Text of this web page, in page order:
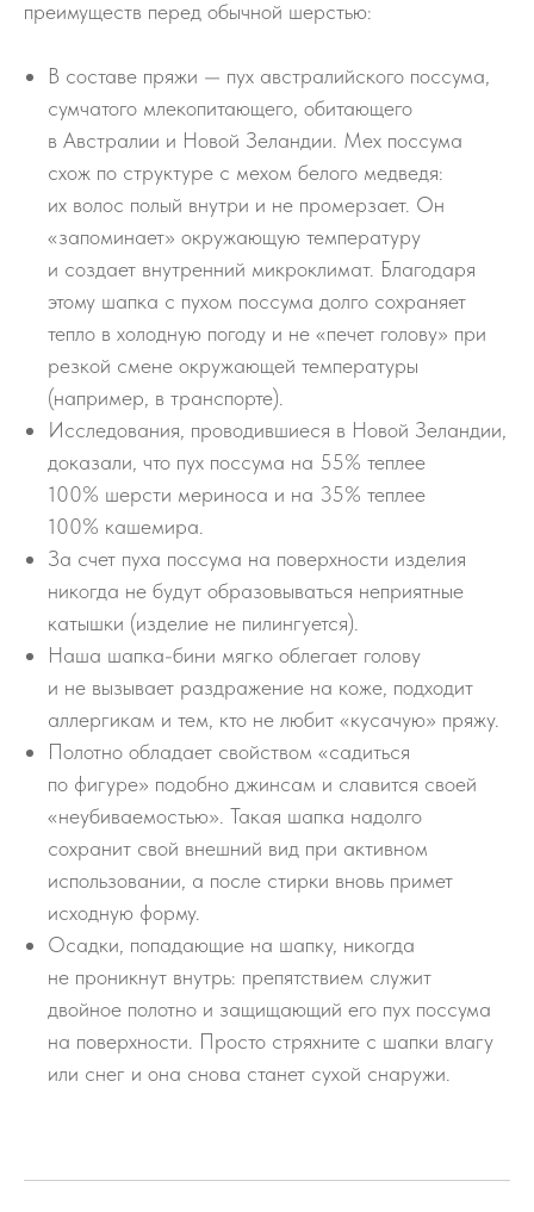
преимуществ перед обычной шерстью:
В составе пряжи — пух австралийского поссума,
сумчатого млекопитающего, обитающего
в Австралии и Новой Зеландии. Мех поссума
схож по структуре с мехом белого медведя:
их волос полый внутри и не промерзает. Он
«запоминает» окружающую температуру
и создает внутренний микроклимат. Благодаря
этому шапка с пухом поссума долго сохраняет
тепло в холодную погоду и не «печет голову» при
резкой смене окружающей температуры
(например, в транспорте).
Исследования, проводившиеся в Новой Зеландии,
доказали, что пух поссума на 55% теплее
100% шерсти мериноса и на 35% теплее
100% кашемира.
За счет пуха поссума на поверхности изделия
никогда не будут образовываться неприятные
катышки (изделие не пилингуется).
Наша шапка-бини мягко облегает голову
и не вызывает раздражение на коже, подходит
аллергикам и тем, кто не любит «кусачую» пряжу.
Полотно обладает свойством «садиться
по фигуре» подобно джинсам и славится своей
«неубиваемостью». Такая шапка надолго
сохранит свой внешний вид при активном
использовании, а после стирки вновь примет
исходную форму.
Осадки, попадающие на шапку, никогда
не проникнут внутрь: препятствием служит
двойное полотно и защищающий его пух поссума
на поверхности. Просто стряхните с шапки влагу
или снег и она снова станет сухой снаружи.